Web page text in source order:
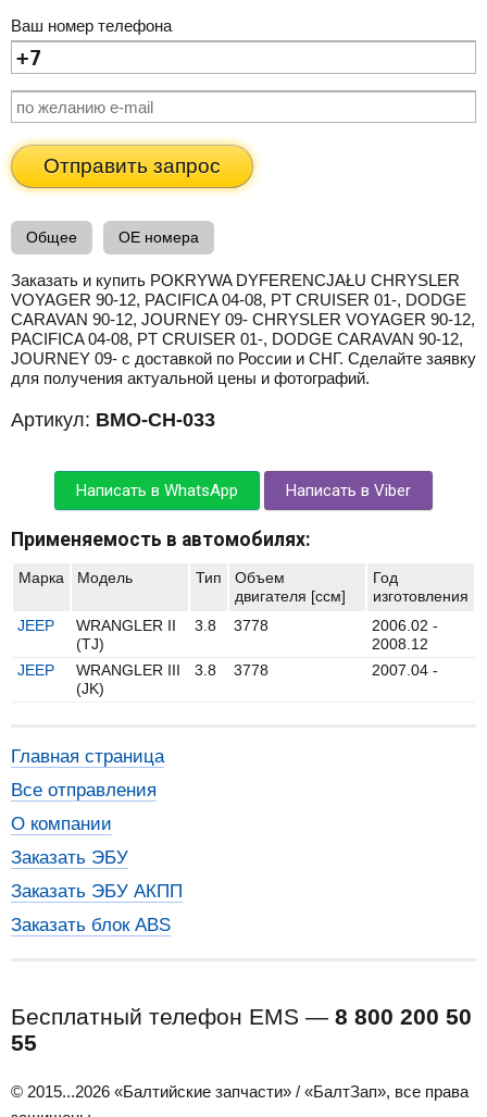
Ваш номер телефона
Отправить запрос
Общее OE номера
Заказать и купить POKRYWA DYFERENCJAŁU CHRYSLER
VOYAGER 90-12, PACIFICA 04-08, PT CRUISER 01-, DODGE
CARAVAN 90-12, JOURNEY 09- CHRYSLER VOYAGER 90-12,
PACIFICA 04-08, PT CRUISER 01-, DODGE CARAVAN 90-12,
JOURNEY 09- с доставкой по России и СНГ. Сделайте заявку
для получения актуальной цены и фотографий.
Артикул: BMO-CH-033
Написать в WhatsApp Написать в Viber
Применяемость в автомобилях:
Марка Модель Тип
Объем
двигателя [ccм]
Год
изготовления
JEEP
WRANGLER II
(TJ)
3.8 3778
2006.02 -
2008.12
JEEP
WRANGLER III
(JK)
3.8 3778 2007.04 -
Главная страница
Все отправления
О компании
Заказать ЭБУ
Заказать ЭБУ АКПП
Заказать блок ABS
Бесплатный телефон EMS — 8 800 200 50
55
© 2015...2026 «Балтийские запчасти» / «БалтЗап», все права